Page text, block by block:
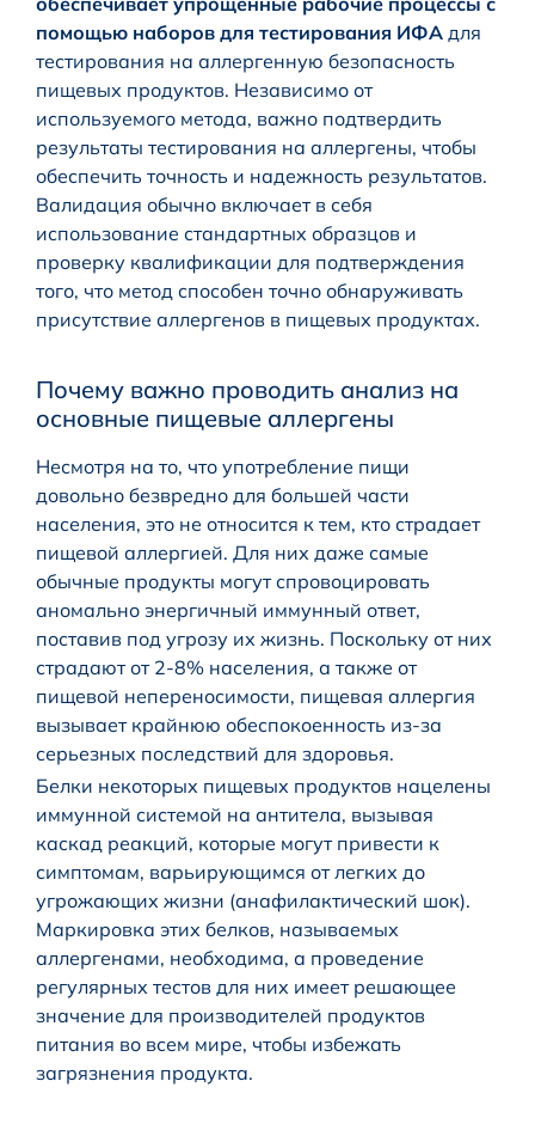
помощью наборов для тестирования ИФА для
тестирования на аллергенную безопасность
пищевых продуктов. Независимо от
используемого метода, важно подтвердить
результаты тестирования на аллергены, чтобы
обеспечить точность и надежность результатов.
Валидация обычно включает в себя
использование стандартных образцов и
проверку квалификации для подтверждения
того, что метод способен точно обнаруживать
присутствие аллергенов в пищевых продуктах.
Почему важно проводить анализ на
основные пищевые аллергены
Несмотря на то, что употребление пищи
довольно безвредно для большей части
населения, это не относится к тем, кто страдает
пищевой аллергией. Для них даже самые
обычные продукты могут спровоцировать
аномально энергичный иммунный ответ,
поставив под угрозу их жизнь. Поскольку от них
страдают от 2-8% населения, а также от
пищевой непереносимости, пищевая аллергия
вызывает крайнюю обеспокоенность из-за
серьезных последствий для здоровья.
Белки некоторых пищевых продуктов нацелены
иммунной системой на антитела, вызывая
каскад реакций, которые могут привести к
симптомам, варьирующимся от легких до
угрожающих жизни (анафилактический шок).
Маркировка этих белков, называемых
аллергенами, необходима, а проведение
регулярных тестов для них имеет решающее
значение для производителей продуктов
питания во всем мире, чтобы избежать
загрязнения продукта.